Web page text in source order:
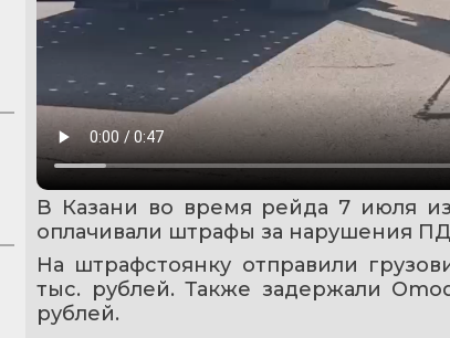
В Казани во время рейда 7 июля
оплачивали штрафы за нарушения
На штрафстоянку отправили
тыс. рублей. Также задержали
рублей.